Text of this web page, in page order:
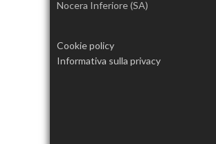
Nocera Inferiore (SA)
Cookie policy
Informativa sulla privacy